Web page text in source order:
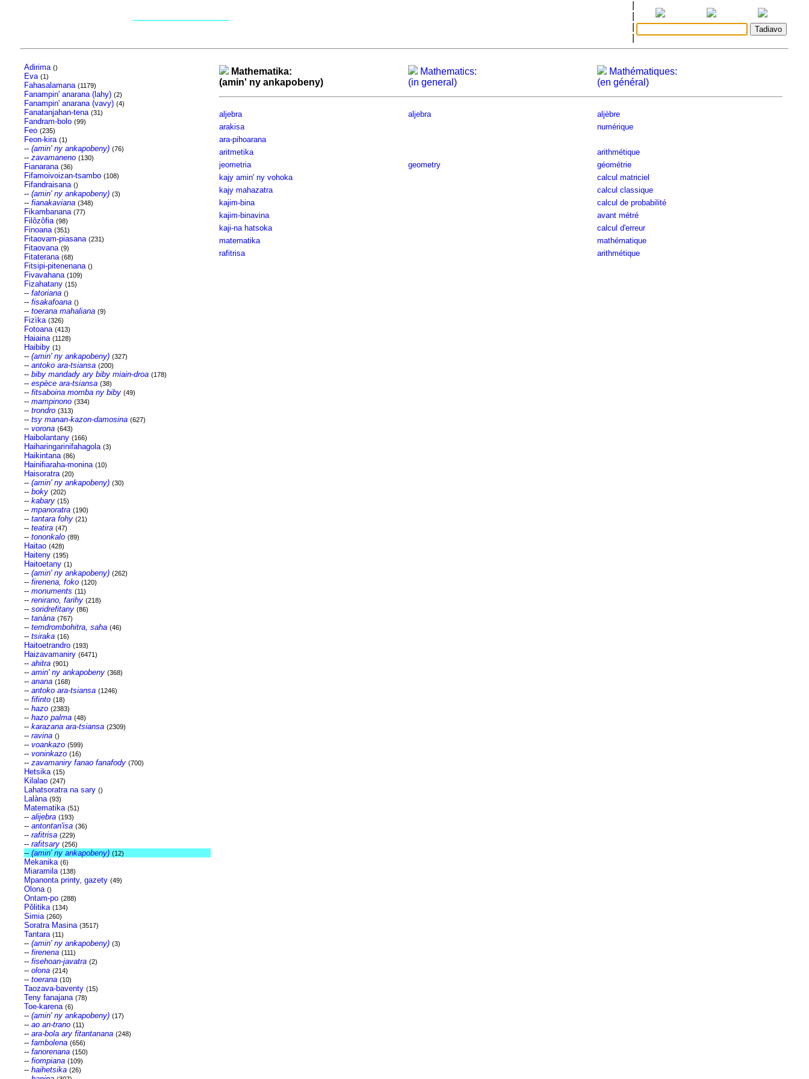
Adirima ()
Eva (1)
Fahasalamana (1179)
Fanampin' anarana (lahy) (2)
Fanampin' anarana (vavy) (4)
Fanatanjahan-tena (31)
Fandram-bolo (99)
Feo (235)
Feon-kira (1)
-- (amin' ny ankapobeny) (76)
-- zavamaneno (130)
Fianarana (36)
Fifamoivoizan-tsambo (108)
Fifandraisana ()
-- (amin' ny ankapobeny) (3)
-- fianakaviana (348)
Fikambanana (77)
Filôzôfia (98)
Finoana (351)
Fitaovam-piasana (231)
Fitaovana (9)
Fitaterana (68)
Fitsipi-pitenenana ()
Fivavahana (109)
Fizahatany (15)
-- fatoriana ()
-- fisakafoana ()
-- toerana mahaliana (9)
Fizìka (326)
Fotoana (413)
Haiaina (1128)
Haibiby (1)
-- (amin' ny ankapobeny) (327)
-- antoko ara-tsiansa (200)
-- biby mandady ary biby miain-droa (178)
-- espèce ara-tsiansa (38)
-- fitsaboina momba ny biby (49)
-- mampinono (334)
-- trondro (313)
-- tsy manan-kazon-damosina (627)
-- vorona (643)
Haibolantany (166)
Haiharingarinifahagola (3)
Haikintana (86)
Hainifiaraha-monina (10)
Haisoratra (20)
-- (amin' ny ankapobeny) (30)
-- boky (202)
-- kabary (15)
-- mpanoratra (190)
-- tantara fohy (21)
-- teatira (47)
-- tononkalo (89)
Haitao (428)
Haiteny (195)
Haitoetany (1)
-- (amin' ny ankapobeny) (262)
-- firenena, foko (120)
-- monuments (11)
-- renirano, farihy (218)
-- soridrefitany (86)
-- tanàna (767)
-- temdrombohitra, saha (46)
-- tsiraka (16)
Haitoetrandro (193)
Haizavamaniry (6471)
-- ahitra (901)
-- amin' ny ankapobeny (368)
-- anana (168)
-- antoko ara-tsiansa (1246)
-- fifinto (18)
-- hazo (2383)
-- hazo palma (48)
-- karazana ara-tsiansa (2309)
-- ravina ()
-- voankazo (599)
-- voninkazo (16)
-- zavamaniry fanao fanafody (700)
Hetsika (15)
Kilalao (247)
Lahatsoratra na sary ()
Lalàna (93)
Matematika (51)
-- alijebra (193)
-- antontan'isa (36)
-- rafitrisa (229)
-- rafitsary (256)
-- (amin' ny ankapobeny) (12)
Mekanika (6)
Miaramila (138)
Mpanonta printy, gazety (49)
Olona ()
Ontam-po (288)
Pôlitika (134)
Simia (260)
Soratra Masina (3517)
Tantara (11)
-- (amin' ny ankapobeny) (3)
-- firenena (111)
-- fisehoan-javatra (2)
-- olona (214)
-- toerana (10)
Taozava-baventy (15)
Teny fanajana (78)
Toe-karena (6)
-- (amin' ny ankapobeny) (17)
-- ao an-trano (11)
-- ara-bola ary fitantanana (248)
-- fambolena (656)
-- fanorenana (150)
-- fiompiana (109)
-- haihetsika (26)
Mathematika:
(amin' ny ankapobeny)
Mathematics:
(in general)
Mathématiques:
(en général)
aljebra aljebra
aljèbre
arakisa
numérique
ara-pihoarana
aritmetika
arithmétique
jeometria
geometry
géométrie
kajy amin' ny vohoka
calcul matriciel
kajy mahazatra
calcul classique
kajim-bina
calcul de probabilité
kajim-binavina
avant métré
kaji-na hatsoka
calcul d'erreur
matematika
mathématique
rafitrisa
arithmétique